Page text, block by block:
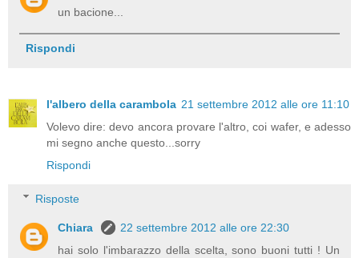
un bacione...
Rispondi
l'albero della carambola 21 settembre 2012 alle ore 11:10
Volevo dire: devo ancora provare l'altro, coi wafer, e adesso
mi segno anche questo...sorry
Rispondi
Risposte
Chiara
22 settembre 2012 alle ore 22:30
hai solo l'imbarazzo della scelta, sono buoni tutti ! Un